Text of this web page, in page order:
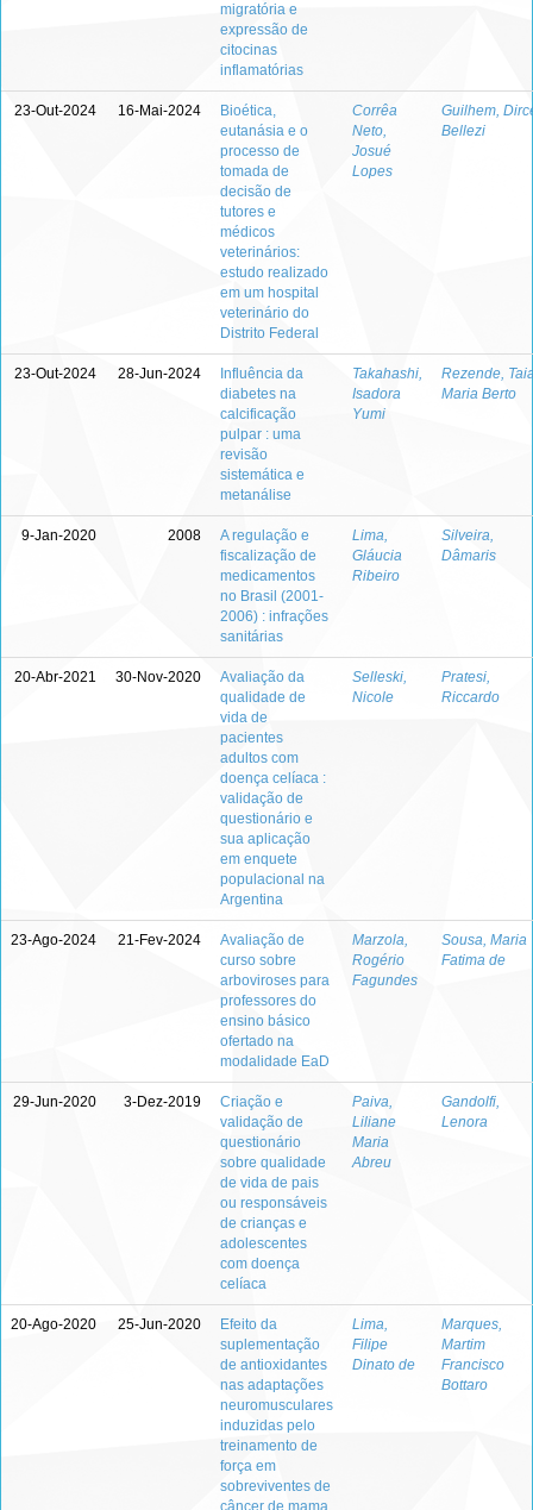
migratória e
expressão de
citocinas
inflamatórias
23-Out-2024 16-Mai-2024
Bioética,
eutanásia e o
processo de
tomada de
decisão de
tutores e
médicos
veterinários:
estudo realizado
em um hospital
veterinário do
Distrito Federal
Corrêa
Neto,
Josué
Lopes
Guilhem,
Bellezi
23-Out-2024 28-Jun-2024
Influência da
diabetes na
calcificação
pulpar : uma
revisão
sistemática e
metanálise
Takahashi,
Isadora
Yumi
Rezende,
Maria Berto
9-Jan-2020 2008
A regulação e
fiscalização de
medicamentos
no Brasil (2001-
2006) : infrações
sanitárias
Lima,
Gláucia
Ribeiro
Silveira,
Dâmaris
20-Abr-2021 30-Nov-2020
Avaliação da
qualidade de
vida de
pacientes
adultos com
doença celíaca :
validação de
questionário e
sua aplicação
em enquete
populacional na
Argentina
Selleski,
Nicole
Pratesi,
Riccardo
23-Ago-2024 21-Fev-2024
Avaliação de
curso sobre
arboviroses para
professores do
ensino básico
ofertado na
modalidade EaD
Marzola,
Rogério
Fagundes
Sousa, Maria
Fatima de
29-Jun-2020 3-Dez-2019
Criação e
validação de
questionário
sobre qualidade
de vida de pais
ou responsáveis
de crianças e
adolescentes
com doença
celíaca
Paiva,
Liliane
Maria
Abreu
Gandolfi,
Lenora
20-Ago-2020 25-Jun-2020
Efeito da
suplementação
de antioxidantes
nas adaptações
neuromusculares
induzidas pelo
treinamento de
força em
sobreviventes de
câncer de mama
Lima,
Filipe
Dinato de
Marques,
Martim
Francisco
Bottaro